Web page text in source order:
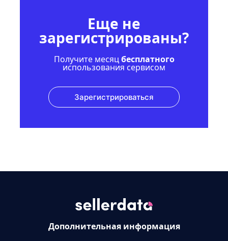
Еще не
зарегистрированы?
Получите месяцбесплатного
использования сервисом
Зарегистрироваться
Дополнительная информация